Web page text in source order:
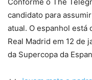
candidato para
atual. O espanhol está
Real Madrid em 12 de
da Supercopa da